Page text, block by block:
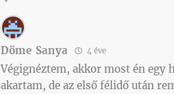
Döme Sanya 4 éve
Végignéztem, akkor most én egy
akartam, de az első félidő után